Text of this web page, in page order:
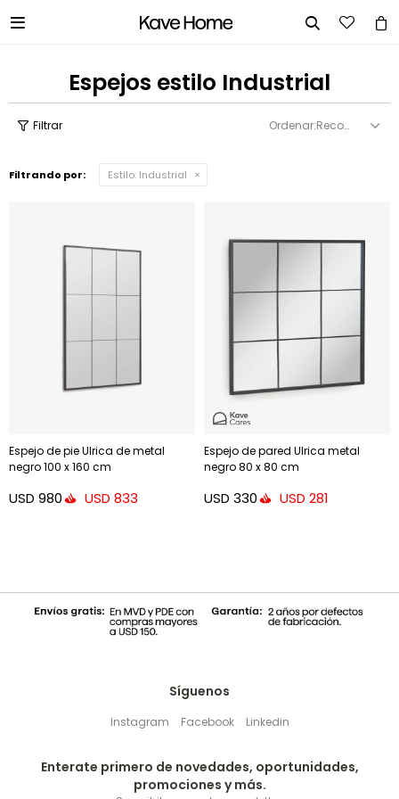
 
Espejos estilo Industrial
Recomendados
Filtrando por: Estilo: Industrial
Espejo de pie Ulrica de metal
negro 100 x 160 cm
USD 980 USD 833
Espejo de pared Ulrica metal
negro 80 x 80 cm
USD 330 USD 281
Síguenos
Instagram Facebook Linkedin
Enterate primero de novedades, oportunidades,
promociones y más.